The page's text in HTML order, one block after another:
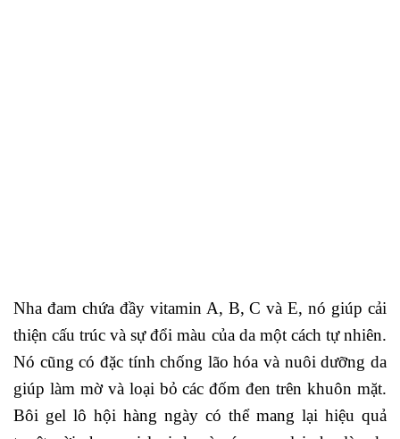
Nha đam chứa đầy vitamin A, B, C và E, nó giúp cải
thiện cấu trúc và sự đổi màu của da một cách tự nhiên.
Nó cũng có đặc tính chống lão hóa và nuôi dưỡng da
giúp làm mờ và loại bỏ các đốm đen trên khuôn mặt.
Bôi gel lô hội hàng ngày có thể mang lại hiệu quả